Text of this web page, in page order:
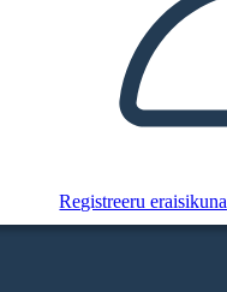
Registreeru eraisikuna